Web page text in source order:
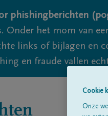
phishingberichten
Onder het mom van
links of bijlagen en
en fraude vallen
Cookie
Onze